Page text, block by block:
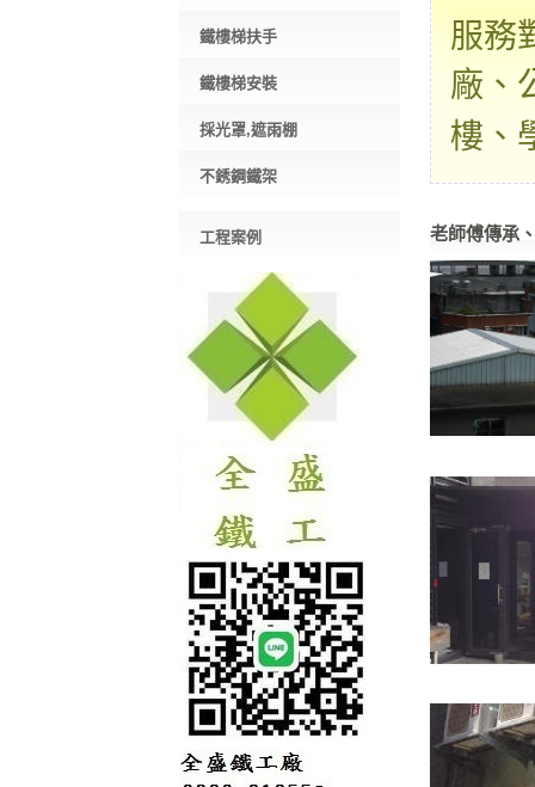
鐵樓梯扶手
鐵樓梯安裝
採光罩,遮雨棚
不銹鋼鐵架
工程案例
服務
廠、
樓、
老師傅傳承